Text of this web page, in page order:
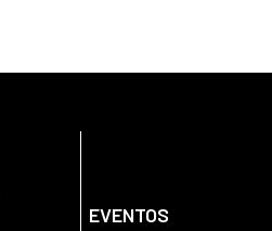
EVENTOS